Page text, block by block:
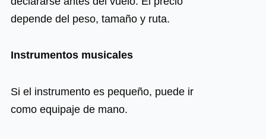
depende del peso, tamaño y ruta.
Instrumentos musicales
Si el instrumento es pequeño, puede ir
como equipaje de mano.